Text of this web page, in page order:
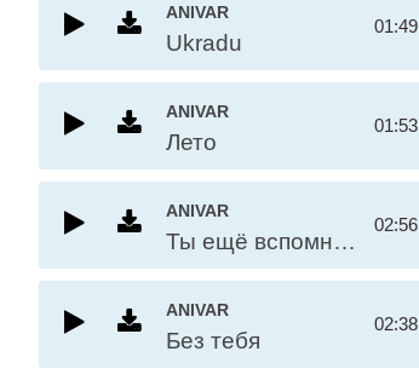
ANIVAR
Ukradu
01:49
ANIVAR
Лето
01:53
ANIVAR
Ты ещё вспомнишь
02:56
ANIVAR
Без тебя
02:38